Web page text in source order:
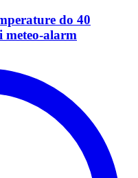
do 40
meteo-alarm